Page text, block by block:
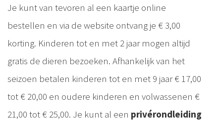
Je kunt van tevoren al een kaartje online
bestellen en via de website ontvang je € 3,00
korting. Kinderen tot en met 2 jaar mogen altijd
gratis de dieren bezoeken. Afhankelijk van het
seizoen betalen kinderen tot en met 9 jaar € 17,00
tot € 20,00 en oudere kinderen en volwassenen €
21,00 tot € 25,00. Je kunt al een privérondleiding